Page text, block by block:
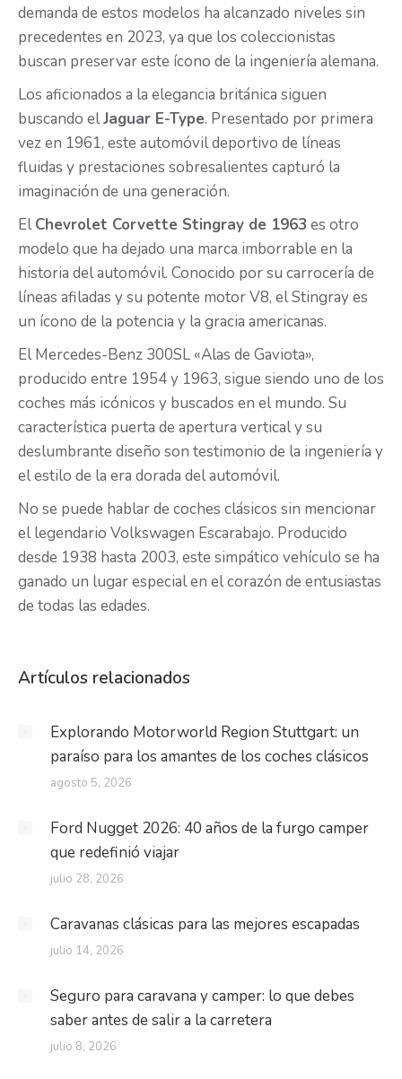
demanda de estos modelos ha alcanzado niveles sin
precedentes en 2023, ya que los coleccionistas
buscan preservar este ícono de la ingeniería alemana.
Los aficionados a la elegancia británica siguen
buscando elJaguar E-Type. Presentado por primera
vez en 1961, este automóvil deportivo de líneas
fluidas y prestaciones sobresalientes capturó la
imaginación de una generación.
ElChevrolet Corvette Stingray de 1963 es otro
modelo que ha dejado una marca imborrable en la
historia del automóvil. Conocido por su carrocería de
líneas afiladas y su potente motor V8, el Stingray es
un ícono de la potencia y la gracia americanas.
El Mercedes-Benz 300SL «Alas de Gaviota»,
producido entre 1954 y 1963, sigue siendo uno de los
coches más icónicos y buscados en el mundo. Su
característica puerta de apertura vertical y su
deslumbrante diseño son testimonio de la ingeniería y
el estilo de la era dorada del automóvil.
No se puede hablar de coches clásicos sin mencionar
el legendario Volkswagen Escarabajo. Producido
desde 1938 hasta 2003, este simpático vehículo se ha
ganado un lugar especial en el corazón de entusiastas
de todas las edades.
Artículos relacionados
Explorando Motorworld Region Stuttgart: un
paraíso para los amantes de los coches clásicos
agosto 5, 2026
Ford Nugget 2026: 40 años de la furgo camper
que redefinió viajar
julio 28, 2026
Caravanas clásicas para las mejores escapadas
julio 14, 2026
Seguro para caravana y camper: lo que debes
saber antes de salir a la carretera
julio 8, 2026